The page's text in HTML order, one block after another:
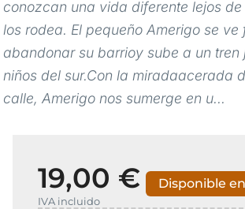
conozcan una vida diferente lejos
los rodea. El pequeño Amerigo se ve
abandonar su barrioy sube a un tren
niños del sur.Con la miradaacerada
calle, Amerigo nos sumerge en u...
19,00 €
IVA incluido
Disponible